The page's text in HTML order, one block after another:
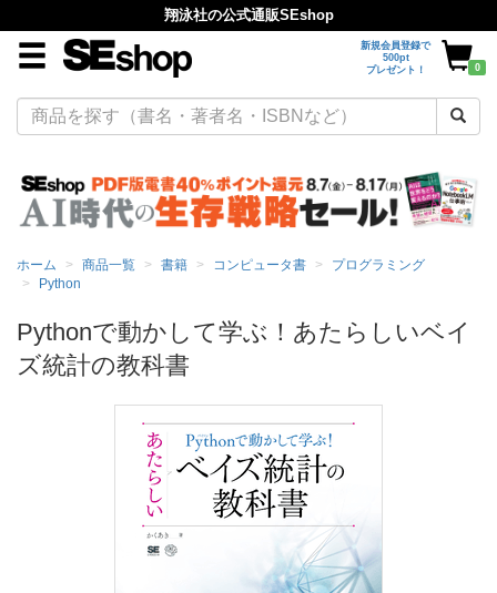
翔泳社の公式通販SEshop
新規会員登録で
500pt
プレゼント！
0
ホーム 商品一覧 書籍 コンピュータ書
プログラミング
Python
Pythonで動かして学ぶ！あたらしいベイ
ズ統計の教科書